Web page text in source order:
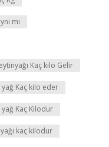
mı
Kaç kilo Gelir
Kaç kilo eder
Kaç Kilodur
kaç kilodur